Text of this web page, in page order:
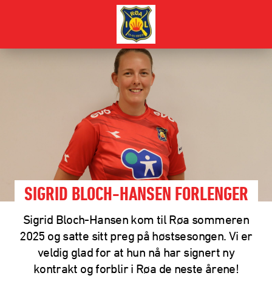
SIGRID BLOCH-HANSEN FORLENGER
Sigrid Bloch-Hansen kom til Røa sommeren
2025 og satte sitt preg på høstsesongen. Vi er
veldig glad for at hun nå har signert ny
kontrakt og forblir i Røa de neste årene!